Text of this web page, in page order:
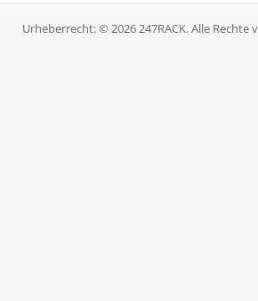
Urheberrecht: © 2026 247RACK. Alle Rechte